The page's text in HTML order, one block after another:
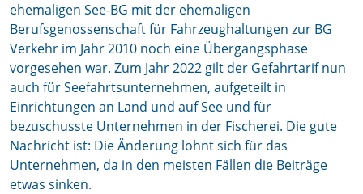
ehemaligen See-BG mit der ehemaligen
Berufsgenossenschaft für Fahrzeughaltungen zur BG
Verkehr im Jahr 2010 noch eine Übergangsphase
vorgesehen war. Zum Jahr 2022 gilt der Gefahrtarif nun
auch für Seefahrtsunternehmen, aufgeteilt in
Einrichtungen an Land und auf See und für
bezuschusste Unternehmen in der Fischerei. Die gute
Nachricht ist: Die Änderung lohnt sich für das
Unternehmen, da in den meisten Fällen die Beiträge
etwas sinken.